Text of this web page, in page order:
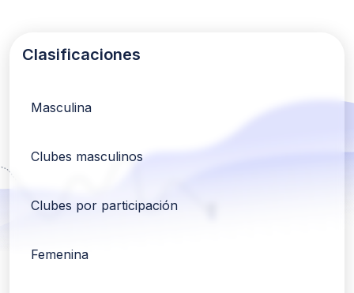
Clasificaciones
Masculina
Clubes masculinos
Clubes por participación
Femenina